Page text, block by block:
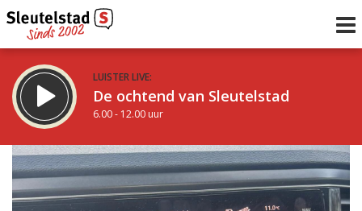
LUISTER LIVE:
De ochtend van Sleutelstad
6.00 - 12.00 uur
STRAKS:
De middag van Sleutelstad
12.00 - 17.00 uur
Vorig uur
uur 1 van 0 Volgend uur